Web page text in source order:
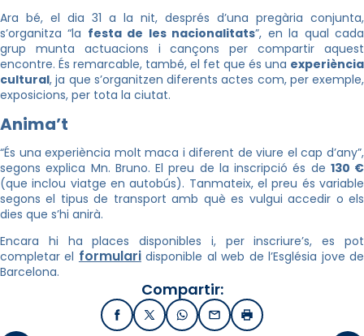
Ara bé, el dia 31 a la nit, després d’una pregària conjunta,
s’organitza “la festa de les nacionalitats”, en la qual cada
grup munta actuacions i cançons per compartir aquest
encontre. És remarcable, també, el fet que és una experiència
cultural, ja que s’organitzen diferents actes com, per exemple,
exposicions, per tota la ciutat.
Anima’t
“És una experiència molt maca i diferent de viure el cap d’any”,
segons explica Mn. Bruno. El preu de la inscripció és de 130 €
(que inclou viatge en autobús). Tanmateix, el preu és variable
segons el tipus de transport amb què es vulgui accedir o els
dies que s’hi anirà.
Encara hi ha places disponibles i, per inscriure’s, es pot
completar el formularidisponible al web de l’Església jove de
Barcelona.
Compartir:
FacebookX / TwitterWhatsApp
EmailImprimir